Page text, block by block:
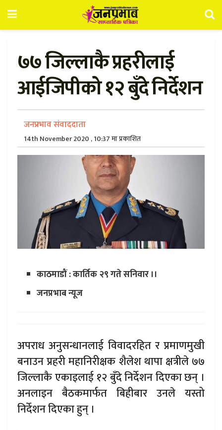
७७ जिल्लाकै प्रहरीलाई
आईजिपीको १२ बुँदे निर्देशन
जनप्रभाव संवाददाता
14th November 2020 , 10:37 मा प्रकाशित
काठमाडौं : कार्तिक २९ गते सनिवार ।।
जनप्रभाब न्यूज
अपराध अनुसन्धानलाई विवादरहित र प्रमाणमुखी
बनाउन प्रहरी महानिरीक्षक शैलेश थापा क्षत्रीले ७७
जिल्लाकै एकाइलाई १२ बुँदे निर्देशन दिएका छन् ।
अनलाइन बैठकमार्फत बिहीबार उनले यस्तो
निर्देशन दिएका हुन् ।